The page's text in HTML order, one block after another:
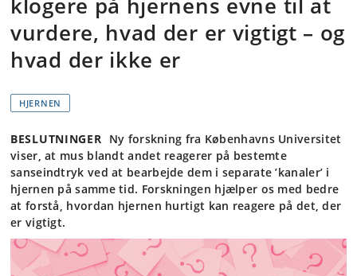
vurdere, hvad der er vigtigt – og
hvad der ikke er
HJERNEN
BESLUTNINGER Ny forskning fra Københavns Universitet
viser, at mus blandt andet reagerer på bestemte
sanseindtryk ved at bearbejde dem i separate ’kanaler’ i
hjernen på samme tid. Forskningen hjælper os med bedre
at forstå, hvordan hjernen hurtigt kan reagere på det, der
er vigtigt.